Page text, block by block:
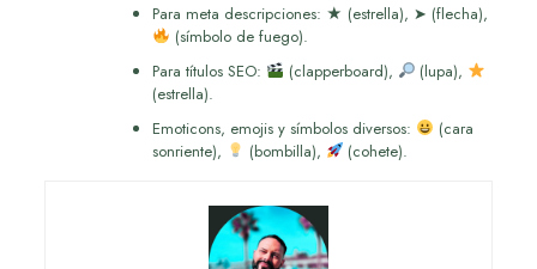
Para meta descripciones: ★ (estrella), ➤ (flecha),
(símbolo de fuego).
Para títulos SEO:
(clapperboard),
(lupa),
(estrella).
Emoticons, emojis y símbolos diversos:
(cara
sonriente),
(bombilla), (cohete).